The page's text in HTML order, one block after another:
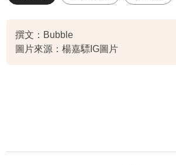
撰文：Bubble
圖片來源：楊嘉驃IG圖片